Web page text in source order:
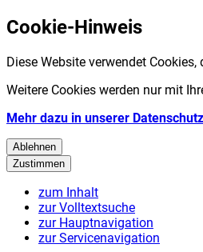
Cookie-Hinweis
Diese Website verwendet
Weitere Cookies werden nur mit
Mehr dazu in unserer
Ablehnen
Zustimmen
zum Inhalt
zur Volltextsuche
zur Hauptnavigation
zur Servicenavigation